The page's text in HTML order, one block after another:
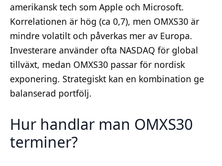
amerikansk tech som Apple och Microsoft.
Korrelationen är hög (ca 0,7), men OMXS30 är
mindre volatilt och påverkas mer av Europa.
Investerare använder ofta NASDAQ för global
tillväxt, medan OMXS30 passar för nordisk
exponering. Strategiskt kan en kombination ge
balanserad portfölj.
Hur handlar man OMXS30
terminer?